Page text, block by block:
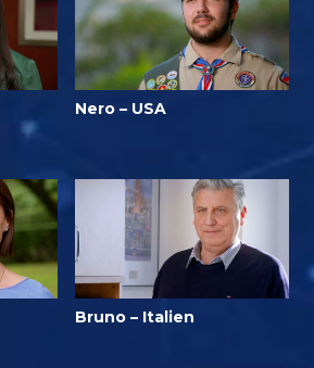
Nero – USA
Bruno – Italien